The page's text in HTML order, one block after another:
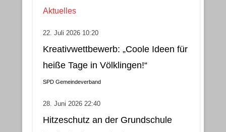
Aktuelles
22. Juli 2026 10:20
Kreativwettbewerb: „Coole Ideen für
heiße Tage in Völklingen!“
SPD Gemeindeverband
28. Juni 2026 22:40
Hitzeschutz an der Grundschule